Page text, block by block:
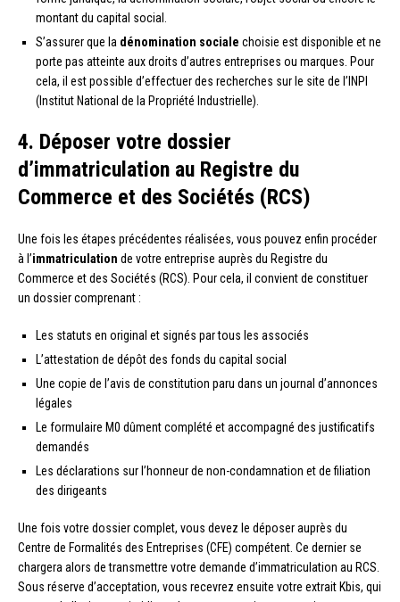
montant du capital social.
S’assurer que la dénomination sociale choisie est disponible et ne
porte pas atteinte aux droits d’autres entreprises ou marques. Pour
cela, il est possible d’effectuer des recherches sur le site de l’INPI
(Institut National de la Propriété Industrielle).
4. Déposer votre dossier
d’immatriculation au Registre du
Commerce et des Sociétés (RCS)
Une fois les étapes précédentes réalisées, vous pouvez enfin procéder
à l’immatriculation de votre entreprise auprès du Registre du
Commerce et des Sociétés (RCS). Pour cela, il convient de constituer
un dossier comprenant :
Les statuts en original et signés par tous les associés
L’attestation de dépôt des fonds du capital social
Une copie de l’avis de constitution paru dans un journal d’annonces
légales
Le formulaire M0 dûment complété et accompagné des justificatifs
demandés
Les déclarations sur l’honneur de non-condamnation et de filiation
des dirigeants
Une fois votre dossier complet, vous devez le déposer auprès du
Centre de Formalités des Entreprises (CFE) compétent. Ce dernier se
chargera alors de transmettre votre demande d’immatriculation au RCS.
Sous réserve d’acceptation, vous recevrez ensuite votre extrait Kbis, qui